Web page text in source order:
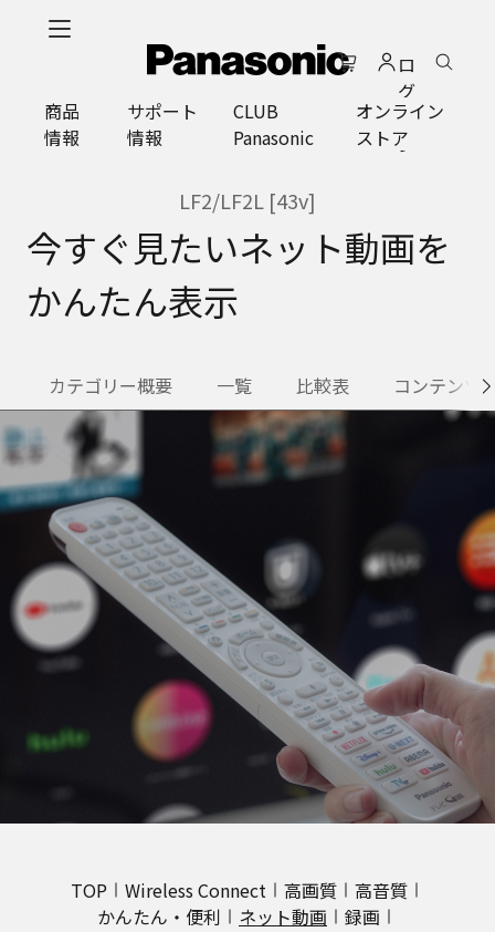
ロ
グ
イ
ン
商品
情報
サポート
情報
CLUB
Panasonic
オンライン
ストア
LF2/LF2L [43v]
今すぐ見たいネット動画を
かんたん表示
カテゴリー概要 一覧 比較表 コンテンツ
TOP Wireless Connect 高画質
高音質
かんたん・便利
ネット動画 録画